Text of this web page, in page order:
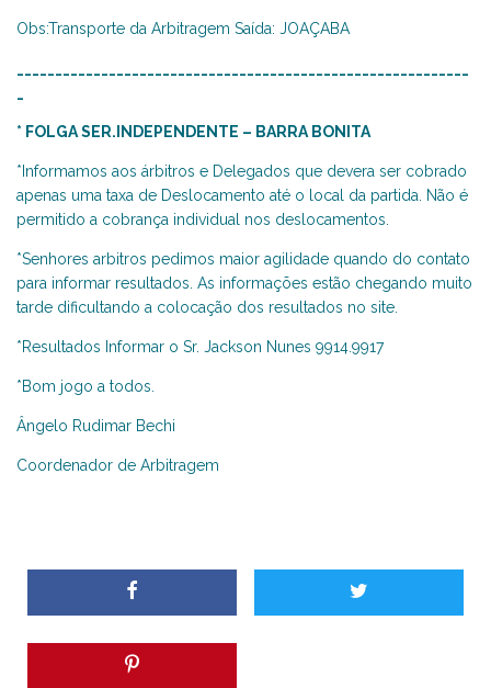
Obs:Transporte da Arbitragem Saída: JOAÇABA
* FOLGA SER.INDEPENDENTE – BARRA BONITA
*Informamos aos árbitros e Delegados que devera ser cobrado
apenas uma taxa de Deslocamento até o local da partida. Não é
permitido a cobrança individual nos deslocamentos.
*Senhores arbitros pedimos maior agilidade quando do contato
para informar resultados. As informações estão chegando muito
tarde dificultando a colocação dos resultados no site.
*Resultados Informar o Sr. Jackson Nunes 9914.9917
*Bom jogo a todos.
Ângelo Rudimar Bechi
Coordenador de Arbitragem